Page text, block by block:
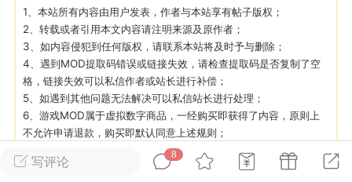
环境，中文网特此发布以下声明，规范
模组的发布行为：1. *...
72 2.23w
大人
Lv.8
写评论
8
1、本站所有内容由用户发表，作者与本站享有帖子版权；
2、转载或者引用本文内容请注明来源及原作者；
3、如内容侵犯到任何版权，请联系本站将及时予与删除；
4、遇到MOD提取码错误或链接失效，请检查提取码是否复制了空
格，链接失效可以私信作者或站长进行补偿；
5、如遇到其他问题无法解决可以私信站长进行处理；
6、游戏MOD属于虚拟数字商品，一经购买即获得了内容，原则上
不允许申请退款，购买即默认同意上述规则；